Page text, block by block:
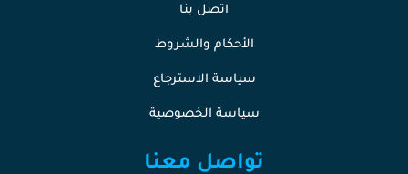
اتصل بنا
الأحكام والشروط
سياسة الاسترجاع
سياسة الخصوصية
تواصل معنا